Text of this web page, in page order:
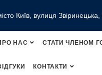
Київ, вулиця Звіринецька,
НАС СТАТИ ЧЛЕНОМ
КОНТАКТИ